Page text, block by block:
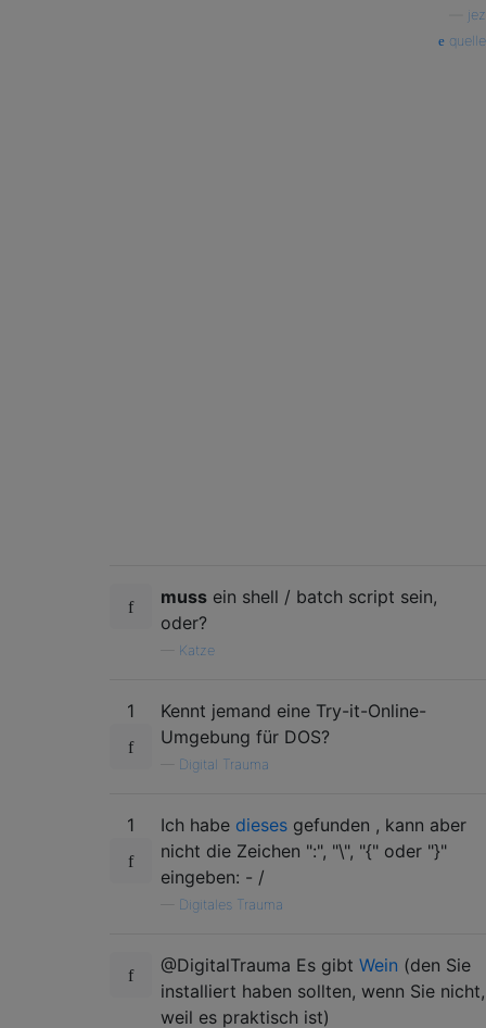
jez
quelle
muss ein shell / batch script sein,
oder?
Katze
1
Kennt jemand eine Try-it-Online-
Umgebung für DOS?
Digital Trauma
1 Ich habe dieses gefunden , kann aber
nicht die Zeichen ":", "\", "{" oder "}"
eingeben: - /
Digitales Trauma
@DigitalTrauma Es gibt Wein (den Sie
installiert haben sollten, wenn Sie nicht,
weil es praktisch ist)